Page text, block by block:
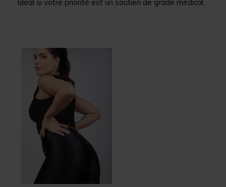
Idéal si votre priorité est un soutien de grade médical.